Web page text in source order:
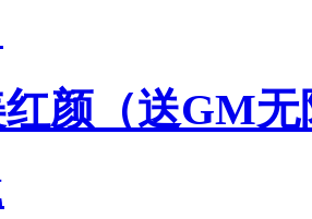
颜（送GM无